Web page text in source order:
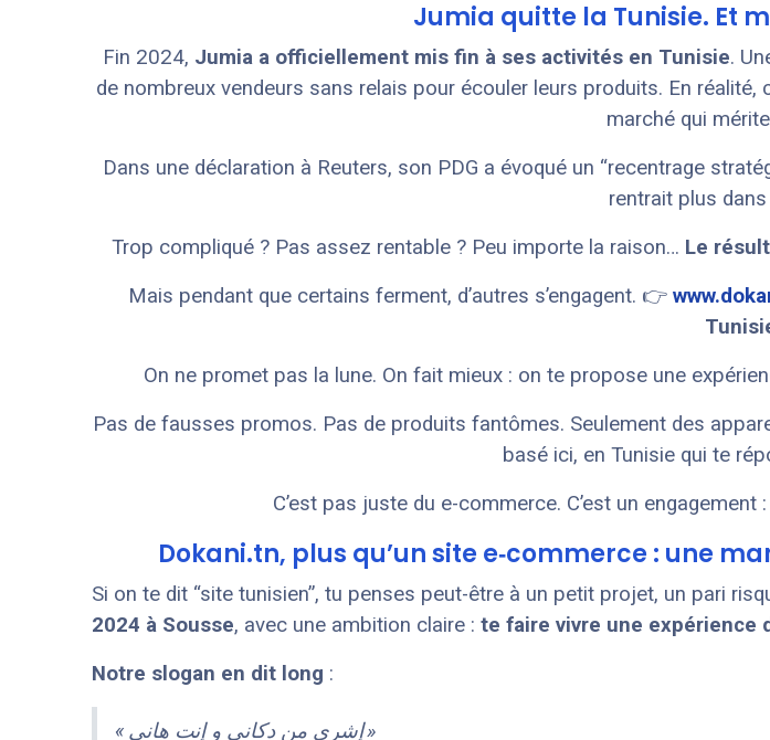
Jumia quitte la Tunisie. Et
Fin 2024, Jumia a officiellement mis fin à ses activités en Tunisie.
de nombreux vendeurs sans relais pour écouler leurs produits. En réalité,
marché qui
Dans une déclaration à Reuters, son PDG a évoqué un “recentrage
rentrait plus
Trop compliqué ? Pas assez rentable ? Peu importe la raison… Le
Mais pendant que certains ferment, d’autres s’engagent. 👉
On ne promet pas la lune. On fait mieux : on te propose une
Pas de fausses promos. Pas de produits fantômes. Seulement des
basé ici, en Tunisie qui te
C’est pas juste du e-commerce. C’est un engagement
Dokani.tn, plus qu’un site e‑commerce : une
Si on te dit “site tunisien”, tu penses peut-être à un petit projet, un pari
2024 à Sousse, avec une ambition claire : te faire vivre une expérience
Notre slogan en dit long :
« إشري من دكاني و إنت هاني »